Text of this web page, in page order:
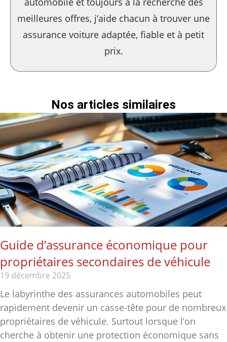
meilleures offres, j’aide chacun à trouver une
assurance voiture adaptée, fiable et à petit
prix.
Nos articles similaires
Guide d’assurance économique pour
propriétaires secondaires de véhicule
19 décembre 2025
Le labyrinthe des assurances automobiles peut
rapidement devenir un casse-tête pour de nombreux
propriétaires de véhicule. Surtout lorsque l’on
cherche à obtenir une protection économique sans